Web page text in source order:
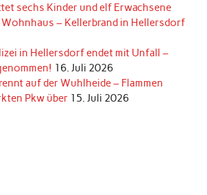
sechs Kinder und elf Erwachsene
– Kellerbrand in Hellersdorf
in Hellersdorf endet mit Unfall –
16. Juli 2026
auf der Wuhlheide – Flammen
Pkw über 15. Juli 2026